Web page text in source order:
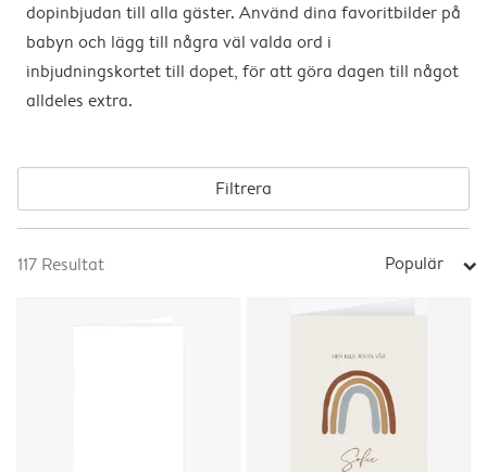
dopinbjudan till alla gäster. Använd dina favoritbilder på
babyn och lägg till några väl valda ord i
inbjudningskortet till dopet, för att göra dagen till något
alldeles extra.
Filtrera
117 Resultat Populär arrow_right